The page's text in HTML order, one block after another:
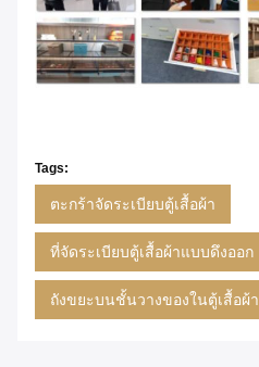
Tags:
ตะกร้าจัดระเบียบตู้เสื้อผ้า
ที่จัดระเบียบตู้เสื้อผ้าแบบดึงออก
ถังขยะบนชั้นวางของในตู้เสื้อผ้า